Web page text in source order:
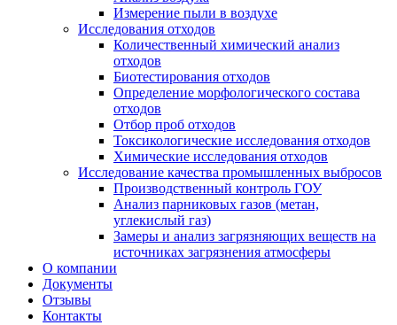
Измерение пыли в воздухе
Исследования отходов
Количественный химический анализ
отходов
Биотестирования отходов
Определение морфологического состава
отходов
Отбор проб отходов
Токсикологические исследования отходов
Химические исследования отходов
Исследование качества промышленных выбросов
Производственный контроль ГОУ
Анализ парниковых газов (метан,
углекислый газ)
Замеры и анализ загрязняющих веществ на
источниках загрязнения атмосферы
О компании
Документы
Отзывы
Контакты